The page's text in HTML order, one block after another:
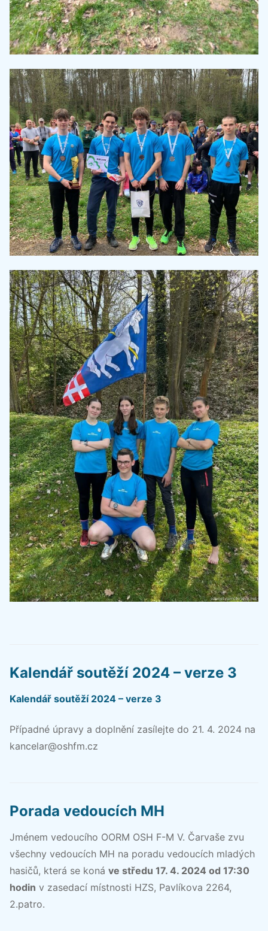
Kalendář soutěží 2024 – verze 3
Kalendář soutěží 2024 – verze 3
Případné úpravy a doplnění zasílejte do 21. 4. 2024 na
kancelar@oshfm.cz
Porada vedoucích MH
Jménem vedoucího OORM OSH F-M V. Čarvaše zvu
všechny vedoucích MH na poradu vedoucích mladých
hasičů, která se koná ve středu 17. 4. 2024 od 17:30
hodin v zasedací místnosti HZS, Pavlíkova 2264,
2.patro.